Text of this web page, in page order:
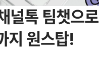
널톡 팀챗으로
지 원스탑!